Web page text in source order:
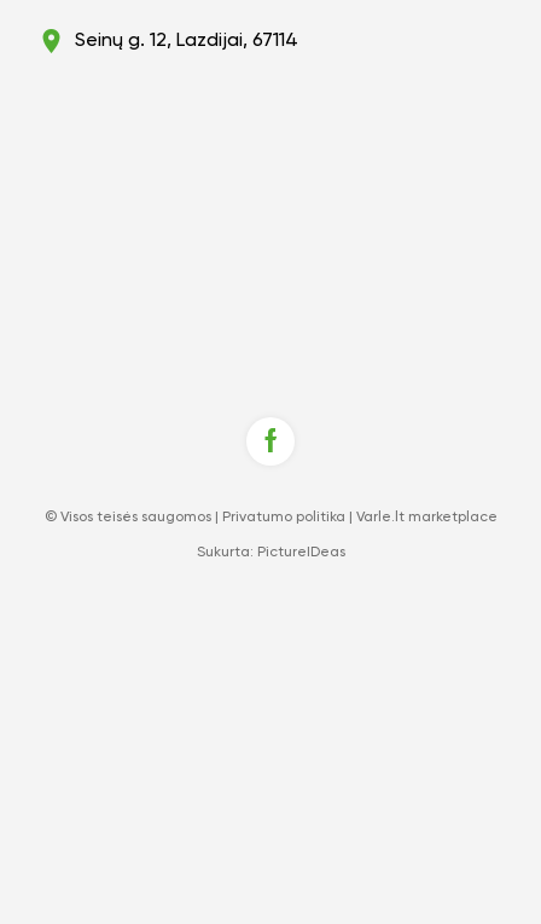
Seinų g. 12, Lazdijai, 67114
© Visos teisės saugomos | Privatumo politika Varle.lt marketplace
Sukurta: PictureIDeas